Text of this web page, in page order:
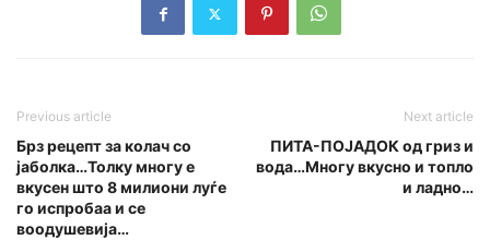
Previous article
Брз рецепт за колач со
јаболка…Толку многу е
вкусен што 8 милиони луѓе
го испробаа и се
воодушевија…
Next article
ПИТА-ПОЈАДОК од гриз и
вода…Многу вкусно и топло
и ладно…